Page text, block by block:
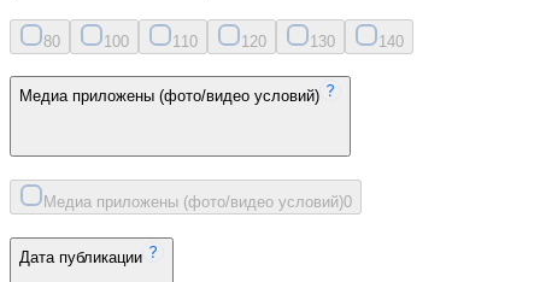
80 100 11 0 120 130 140
Медиа приложены (фото/видео условий)
Медиа приложены (фото/видео условий)0
Дата публикации